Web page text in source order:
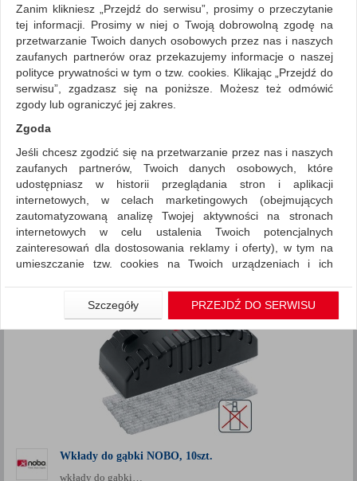
WSZYSTKIE KATEGORIE
FILTRY
Więcej
REKLAMA
AKTUALNOŚCI
Prezentacja Bloki, magnesy, gąbki, spraye do tablic
ZNALEZIONYCH PRODUKTÓW: 1 Porównaj (0)
Sortuj po Standardowe
Siatka Lista
Wkłady do gąbki NOBO, 10szt.
wkłady do gąbki…
Zanim klikniesz „Przejdź do serwisu”, prosimy o przeczytanie
tej informacji. Prosimy w niej o Twoją dobrowolną zgodę na
przetwarzanie Twoich danych osobowych przez nas i naszych
zaufanych partnerów oraz przekazujemy informacje o naszej
polityce prywatności w tym o tzw. cookies. Klikając „Przejdź do
serwisu”, zgadzasz się na poniższe. Możesz też odmówić
zgody lub ograniczyć jej zakres.
Zgoda
Jeśli chcesz zgodzić się na przetwarzanie przez nas i naszych
zaufanych partnerów, Twoich danych osobowych, które
udostępniasz w historii przeglądania stron i aplikacji
internetowych, w celach marketingowych (obejmujących
zautomatyzowaną analizę Twojej aktywności na stronach
internetowych w celu ustalenia Twoich potencjalnych
zainteresowań dla dostosowania reklamy i oferty), w tym na
umieszczanie tzw. cookies na Twoich urządzeniach i ich
Jeśli nie chcesz wyrazić zgody lub ograniczyć jej zakres, kliknij
„Szczegóły”, gdzie znajdziesz wszelkie informacje o tym jak to
zrobić . Te same informacje znajdziesz także na podstronie z
naszą polityką prywatności obowiązującą od 25 maja 2018.
W przypadku użytkowników zalogowanych, aby umożliwić
prawidłową realizację Umowy z Państwem i związane z tym
prawidłowe działanie naszej strony www, a w szczególności
np. wysłanie potwierdzenia zamówienia na Państwa email lub
wyświetlenie Państwu prawidłowych informacji o promocjach
czy cenach indywidualnych, ważna jest Państwa wcześniejsza
zgoda której udzieliliście podczas zakładania konta.
Szczegóły PRZEJDŹ DO SERWISU